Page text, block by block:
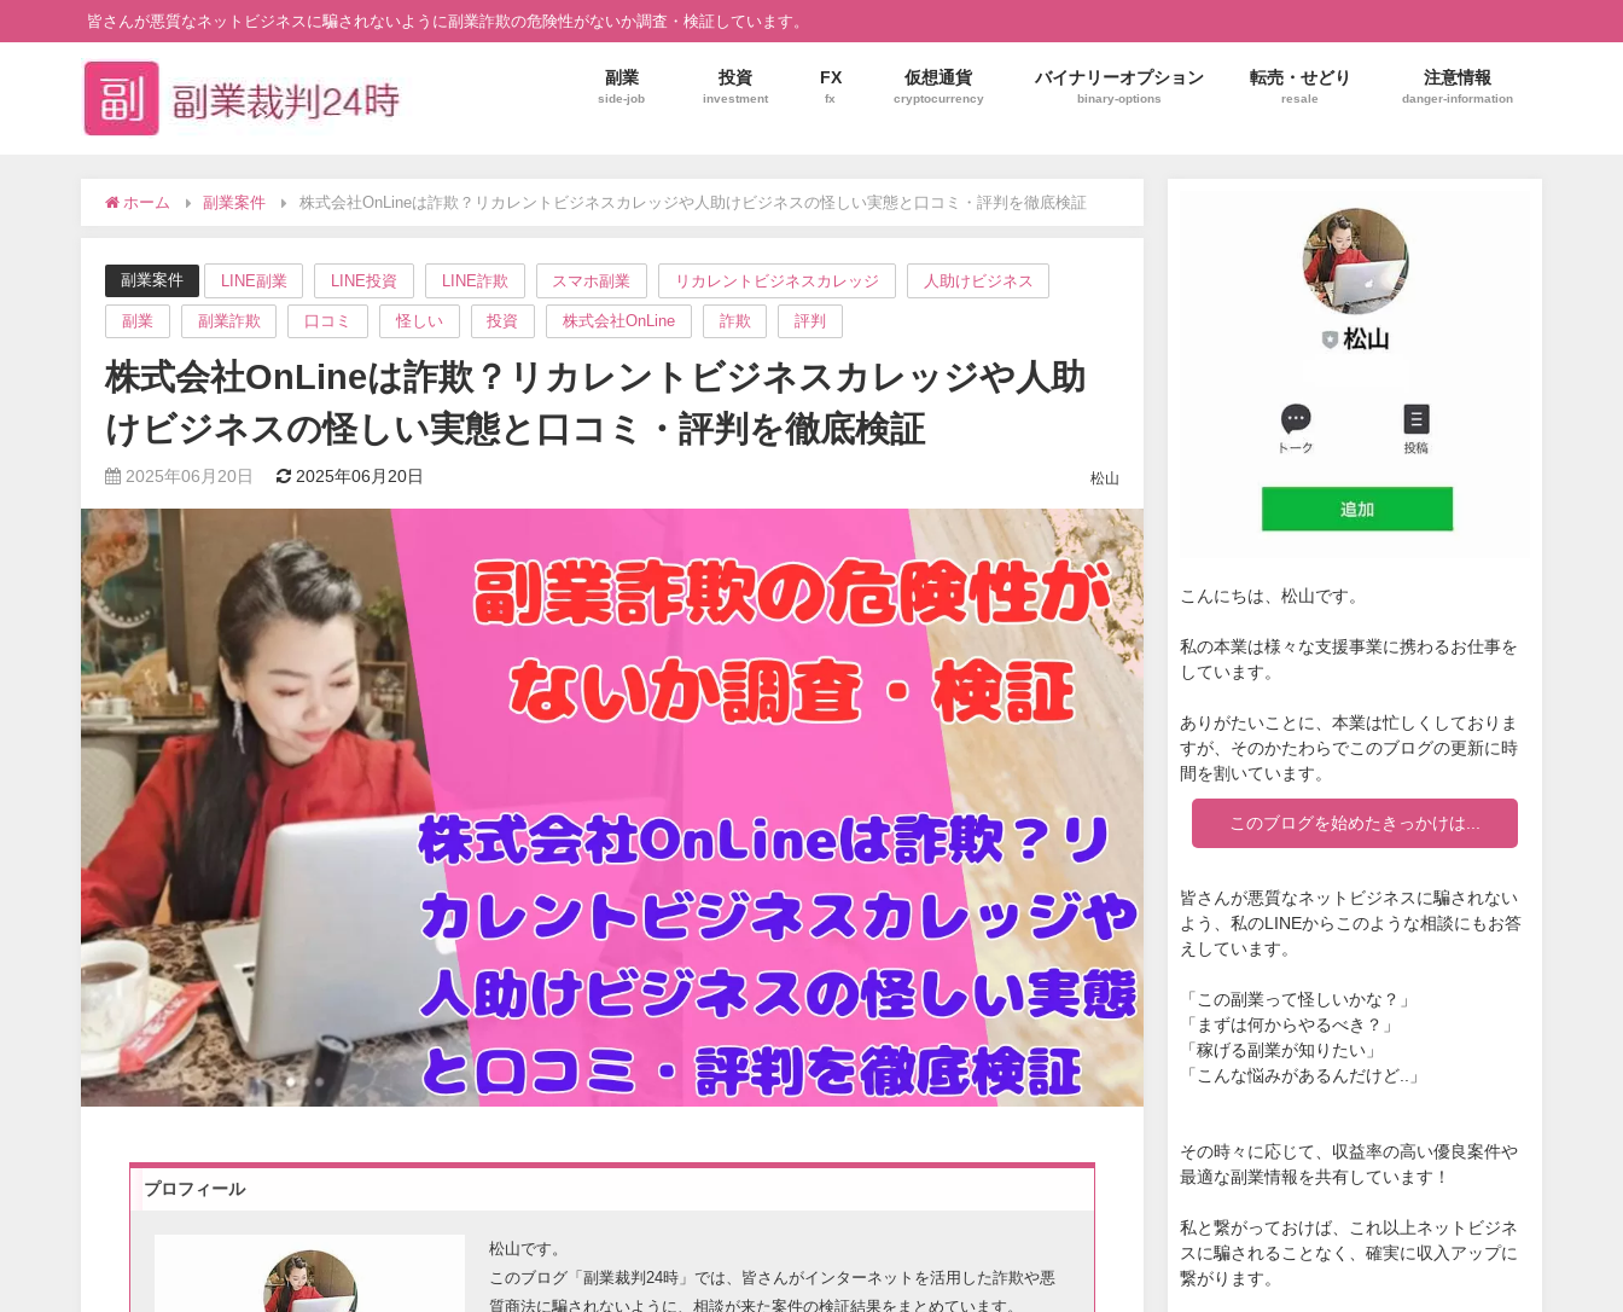
皆さんが悪質なネットビジネスに騙されないように副業詐欺の危険性がないか調査・検証しています。
副業
side-job
投資
investment
FX
fx
仮想通貨
cryptocurrency
バイナリーオプション
binary-options
転売・せどり
resale
注意情報
danger-information
ホーム 副業案件 株式会社OnLineは詐欺？リカレントビジネスカレッジや人助けビジネスの怪しい実態と口コミ・評判を徹底検証
副業案件 LINE副業 LINE投資 LINE詐欺 スマホ副業 リカレントビジネスカレッジ 人助けビジネス
副業 副業詐欺 口コミ 怪しい 投資 株式会社OnLine 詐欺 評判
株式会社OnLineは詐欺？リカレントビジネスカレッジや人助
けビジネスの怪しい実態と口コミ・評判を徹底検証
2025年06月20日 2025年06月20日 松山
プロフィール
松山です。
このブログ「副業裁判24時」では、皆さんがインターネットを活用した詐欺や悪
質商法に騙されないように、相談が来た案件の検証結果をまとめています。
こんにちは、松山です。
私の本業は様々な支援事業に携わるお仕事を
しています。
ありがたいことに、本業は忙しくしておりま
すが、そのかたわらでこのブログの更新に時
間を割いています。
このブログを始めたきっかけは...
皆さんが悪質なネットビジネスに騙されない
よう、私のLINEからこのような相談にもお答
えしています。
「この副業って怪しいかな？」
「まずは何からやるべき？」
「稼げる副業が知りたい」
「こんな悩みがあるんだけど..」
その時々に応じて、収益率の高い優良案件や
最適な副業情報を共有しています！
私と繋がっておけば、これ以上ネットビジネ
スに騙されることなく、確実に収入アップに
繋がります。